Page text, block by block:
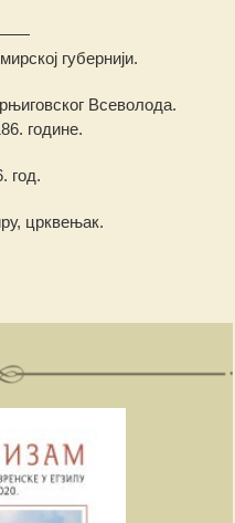
губернији.
Всеволода.
године.
год.
црквењак.